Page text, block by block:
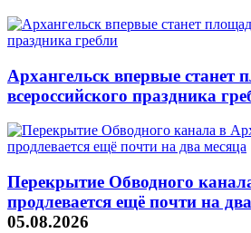
Архангельск впервые станет
всероссийского праздника
Перекрытие Обводного
продлевается ещё почти на
05.08.2026